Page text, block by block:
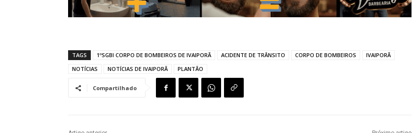
TAGS 1ºSGBI CORPO DE BOMBEIROS DE IVAIPORÃ ACIDENTE DE TRÂNSITO CORPO DE BOMBEIROS
IVAIPORÃ
NOTÍCIAS
NOTÍCIAS DE IVAIPORÃ PLANTÃO
Compartilhado